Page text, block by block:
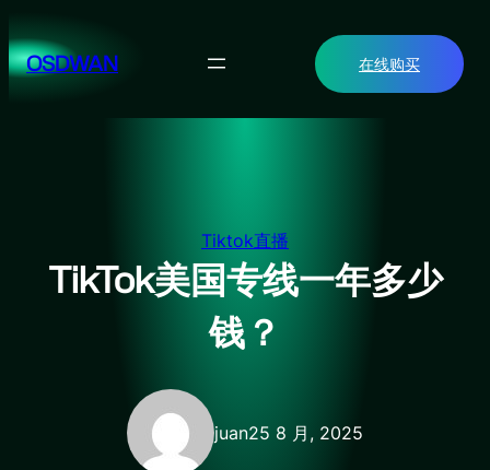
至
内OSDWAN 在线购买
Tiktok直播
TikTok美国专线一年多少
钱？
juan25 8 月, 2025